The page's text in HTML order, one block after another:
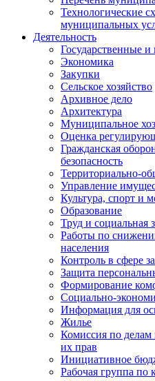
Технологические
муниципальных
Деятельность
Государственные
Экономика
Закупки
Сельское хозяйство
Архивное дело
Архитектура
Муниципальное
Оценка
Гражданская
безопасность
Территориально-
Управление
Культура, спорт и
Образование
Труд и социальная
Работы по
населения
Контроль в сфере
Защита
Формирование
Социально-
Информация для
Жилье
Комиссия по делам
их прав
Инициативное
Рабочая группа по